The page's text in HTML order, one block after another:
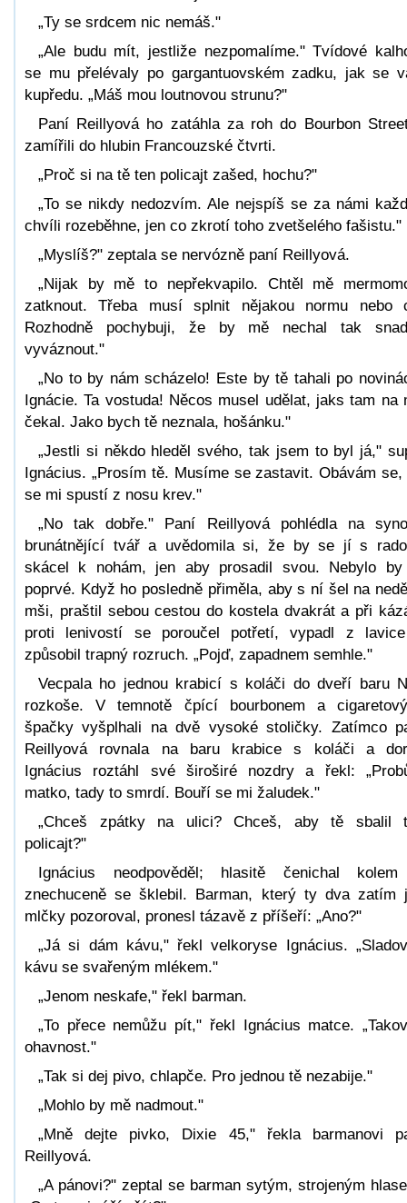
„Ty se srdcem nic nemáš."
„Ale budu mít, jestliže nezpomalíme." Tvídové
se mu přelévaly po gargantuovském zadku, jak se
kupředu. „Máš mou loutnovou strunu?"
Paní Reillyová ho zatáhla za roh do Bourbon
zamířili do hlubin Francouzské čtvrti.
„Proč si na tě ten policajt zašed, hochu?"
„To se nikdy nedozvím. Ale nejspíš se za námi
chvíli rozeběhne, jen co zkrotí toho zvetšelého fašistu."
„Myslíš?" zeptala se nervózně paní Reillyová.
„Nijak by mě to nepřekvapilo. Chtěl mě
zatknout. Třeba musí splnit nějakou normu nebo
Rozhodně pochybuji, že by mě nechal tak
vyváznout."
„No to by nám scházelo! Este by tě tahali po
Ignácie. Ta vostuda! Něcos musel udělat, jaks tam na
čekal. Jako bych tě neznala, hošánku."
„Jestli si někdo hleděl svého, tak jsem to byl já,"
Ignácius. „Prosím tě. Musíme se zastavit. Obávám se,
se mi spustí z nosu krev."
„No tak dobře." Paní Reillyová pohlédla na
brunátnějící tvář a uvědomila si, že by se jí s
skácel k nohám, jen aby prosadil svou. Nebylo
poprvé. Když ho posledně přiměla, aby s ní šel na
mši, praštil sebou cestou do kostela dvakrát a při
proti lenivostí se poroučel potřetí, vypadl z
způsobil trapný rozruch. „Pojď, zapadnem semhle."
Vecpala ho jednou krabicí s koláči do dveří baru
rozkoše. V temnotě čpící bourbonem a
špačky vyšplhali na dvě vysoké stoličky. Zatímco
Reillyová rovnala na baru krabice s koláči a
Ignácius roztáhl své široširé nozdry a řekl:
matko, tady to smrdí. Bouří se mi žaludek."
„Chceš zpátky na ulici? Chceš, aby tě sbalil
policajt?"
Ignácius neodpověděl; hlasitě čenichal
znechuceně se šklebil. Barman, který ty dva zatím
mlčky pozoroval, pronesl tázavě z příšeří: „Ano?"
„Já si dám kávu," řekl velkoryse Ignácius.
kávu se svařeným mlékem."
„Jenom neskafe," řekl barman.
„To přece nemůžu pít," řekl Ignácius matce.
ohavnost."
„Tak si dej pivo, chlapče. Pro jednou tě nezabije."
„Mohlo by mě nadmout."
„Mně dejte pivko, Dixie 45," řekla barmanovi
Reillyová.
„A pánovi?" zeptal se barman sytým, strojeným